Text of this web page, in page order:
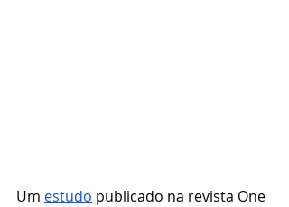
Um estudo publicado na revista One